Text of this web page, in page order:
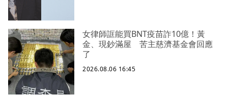
女律師誆能買BNT疫苗詐10億！黃
金、現鈔滿屋 苦主慈濟基金會回應
了
2026.08.06 16:45